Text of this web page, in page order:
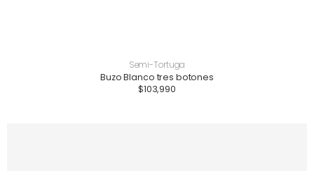
Semi-Tortuga
Buzo Blanco tres botones
$103,990